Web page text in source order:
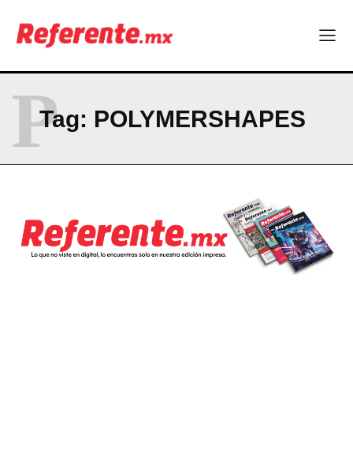
Company
ABOUT
CONTACT
PRIVACY POLICY
Tag: POLYMERSHAPES
P